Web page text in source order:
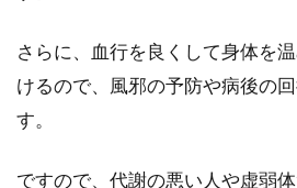
さらに、血行を良くして身体を
けるので、風邪の予防や病後の
す。
ですので、代謝の悪い人や虚弱